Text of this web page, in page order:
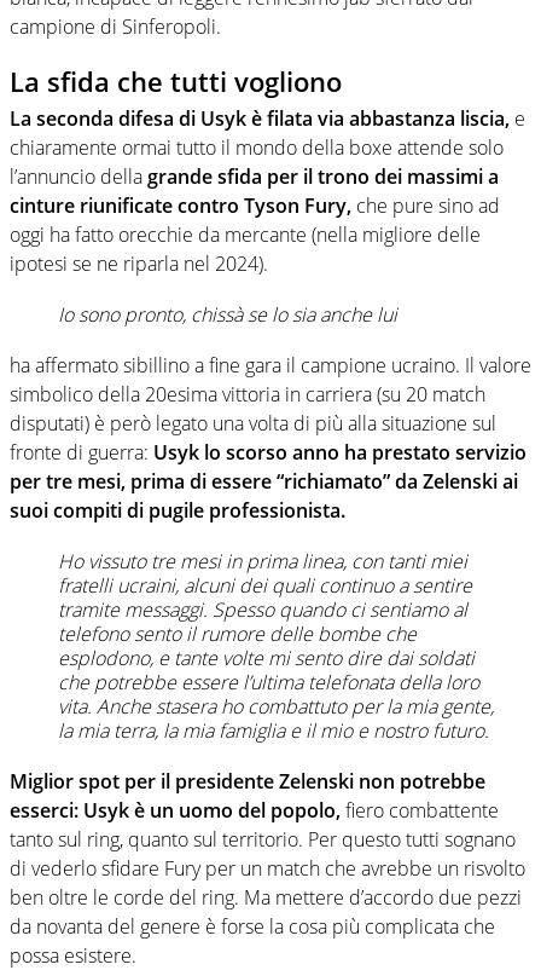
campione di Sinferopoli.
La sfida che tutti vogliono
La seconda difesa di Usyk è filata via abbastanza liscia, e
chiaramente ormai tutto il mondo della boxe attende solo
l’annuncio dellagrande sfida per il trono dei massimi a
cinture riunificate contro Tyson Fury, che pure sino ad
oggi ha fatto orecchie da mercante (nella migliore delle
ipotesi se ne riparla nel 2024).
Io sono pronto, chissà se lo sia anche lui
ha affermato sibillino a fine gara il campione ucraino. Il valore
simbolico della 20esima vittoria in carriera (su 20 match
disputati) è però legato una volta di più alla situazione sul
fronte di guerra: Usyk lo scorso anno ha prestato servizio
per tre mesi, prima di essere “richiamato” da Zelenski ai
suoi compiti di pugile professionista.
Ho vissuto tre mesi in prima linea, con tanti miei
fratelli ucraini, alcuni dei quali continuo a sentire
tramite messaggi. Spesso quando ci sentiamo al
telefono sento il rumore delle bombe che
esplodono, e tante volte mi sento dire dai soldati
che potrebbe essere l’ultima telefonata della loro
vita. Anche stasera ho combattuto per la mia gente,
la mia terra, la mia famiglia e il mio e nostro futuro.
Miglior spot per il presidente Zelenski non potrebbe
esserci: Usyk è un uomo del popolo,fiero combattente
tanto sul ring, quanto sul territorio. Per questo tutti sognano
di vederlo sfidare Fury per un match che avrebbe un risvolto
ben oltre le corde del ring. Ma mettere d’accordo due pezzi
da novanta del genere è forse la cosa più complicata che
possa esistere.